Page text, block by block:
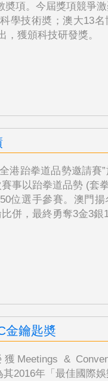
奬項。今屆獎項競爭
學技術奬；澳大13
，獲頒科技研發獎。
港跆拳道品勢邀請賽
事以跆拳道品勢 (套
位選手參賽。澳門
併，最終勇奪3金3銀
金鑰匙奬
&
其2016年「最佳國際